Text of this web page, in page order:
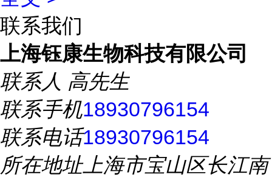
联系我们
上海钰康生物科技有限公司
联系人 高先生
联系手机18930796154
联系电话18930796154
所在地址上海市宝山区长江南